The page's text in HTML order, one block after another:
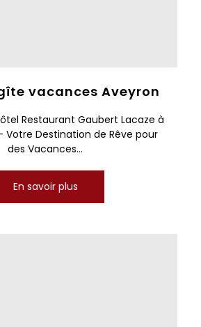
vacances Aveyron
Restaurant Gaubert Lacaze à
Votre Destination de Rêve pour
des Vacances...
En savoir plus